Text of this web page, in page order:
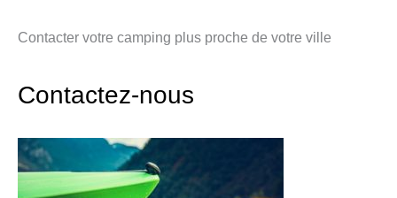
Contacter votre camping plus proche de votre ville
Contactez-nous